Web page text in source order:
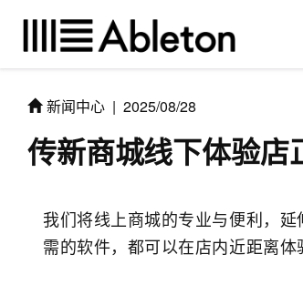
新闻中心 | 2025/08/28
传新商城线下体验店
我们将线上商城的专业与便利，
需的软件，都可以在店内近距离体